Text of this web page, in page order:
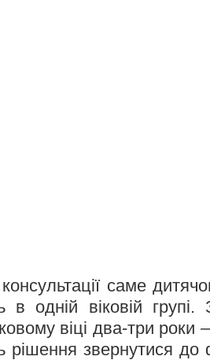
саме
в одній віковій
віці два-три роки
рішення звернутися до